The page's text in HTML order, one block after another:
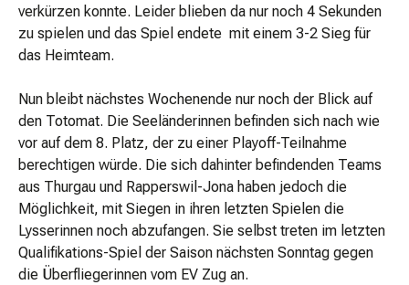
verkürzen konnte. Leider blieben da nur noch 4 Sekunden
zu spielen und das Spiel endete mit einem 3-2 Sieg für
das Heimteam.
Nun bleibt nächstes Wochenende nur noch der Blick auf
den Totomat. Die Seeländerinnen befinden sich nach wie
vor auf dem 8. Platz, der zu einer Playoff-Teilnahme
berechtigen würde. Die sich dahinter befindenden Teams
aus Thurgau und Rapperswil-Jona haben jedoch die
Möglichkeit, mit Siegen in ihren letzten Spielen die
Lysserinnen noch abzufangen. Sie selbst treten im letzten
Qualifikations-Spiel der Saison nächsten Sonntag gegen
die Überfliegerinnen vom EV Zug an.